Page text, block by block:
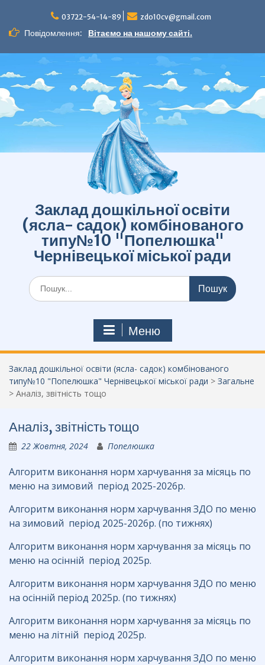
вмісту
03722-54-14-89 zdo10cv@gmail.com
Повідомлення: Вітаємо на нашому сайті.
Заклад дошкільної освіти
(ясла- садок) комбінованого
типу№10 "Попелюшка"
Чернівецької міської ради
Шукати:
Меню
Заклад дошкільної освіти (ясла- садок) комбінованого
типу№10 "Попелюшка" Чернівецької міської ради > Загальне
> Аналіз, звітність тощо
Аналіз, звітність тощо
22 Жовтня, 2024 Попелюшка
Алгоритм виконання норм харчування за місяць по
меню на зимовий період 2025-2026р.
Алгоритм виконання норм харчування ЗДО по меню
на зимовий період 2025-2026р. (по тижнях)
Алгоритм виконання норм харчування за місяць по
меню на осінній період 2025р.
Алгоритм виконання норм харчування ЗДО по меню
на осінній період 2025р. (по тижнях)
Алгоритм виконання норм харчування за місяць по
меню на літній період 2025р.
Алгоритм виконання норм харчування ЗДО по меню